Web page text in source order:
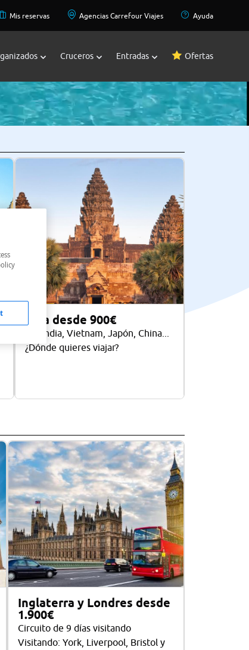
Mis reservas Agencias Carrefour Viajes Ayuda
Cruceros Entradas Ofertas
Asia desde 900€
Tailandia, Vietnam, Japón, China...
¿Dónde quieres viajar?
Inglaterra y Londres desde
1.900€
Circuito de 9 días visitando
Visitando: York, Liverpool, Bristol y